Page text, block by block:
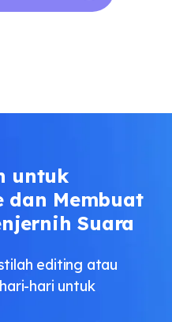
untuk
dan Membuat
Suara
editing atau
hari untuk